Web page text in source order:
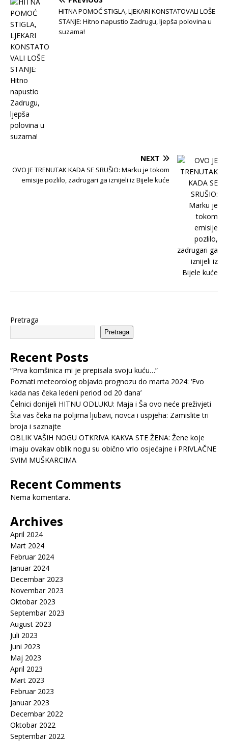
HITNA POMOĆ STIGLA, LJEKARI KONSTATOVALI LOŠE
STANJE: Hitno napustio Zadrugu, ljepša polovina u
suzama!
NEXT
OVO JE TRENUTAK KADA SE SRUŠIO: Marku je tokom
emisije pozlilo, zadrugari ga iznijeli iz Bijele kuće
Pretraga
Pretraga
Recent Posts
“Prva komšinica mi je prepisala svoju kuću…”
Poznati meteorolog objavio prognozu do marta 2024: ‘Evo
kada nas čeka ledeni period od 20 dana’
Čelnici donijeli HITNU ODLUKU: Maja i Ša ovo neće preživjeti
Šta vas čeka na poljima ljubavi, novca i uspjeha: Zamislite tri
broja i saznajte
OBLIK VAŠIH NOGU OTKRIVA KAKVA STE ŽENA: Žene koje
imaju ovakav oblik nogu su obično vrlo osjećajne i PRIVLAČNE
SVIM MUŠKARCIMA
Recent Comments
Nema komentara.
Archives
April 2024
Mart 2024
Februar 2024
Januar 2024
Decembar 2023
Novembar 2023
Oktobar 2023
Septembar 2023
August 2023
Juli 2023
Juni 2023
Maj 2023
April 2023
Mart 2023
Februar 2023
Januar 2023
Decembar 2022
Oktobar 2022
Septembar 2022